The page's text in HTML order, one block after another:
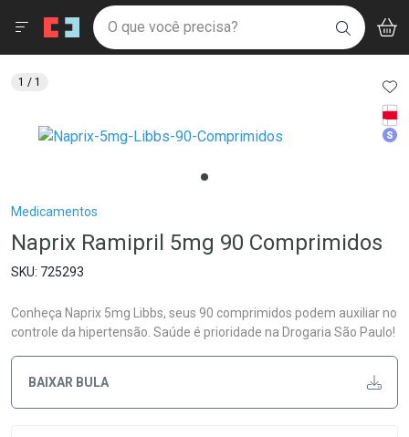
Drogaria São Paulo
Ir direto para a home
pela página
Ir direto para o conteúdo
Ir direto para a busca
Ir direto para a conta
Ir direto para a notificações
Ir direto para o carrinho
Faça a sua busca
O que você precisa? BUSCAR
Menu
Breadcrumb
Medicamentos
Naprix Ramipril 5mg 90 Comprimidos
725293
Conheça Naprix 5mg Libbs, seus 90 comprimidos podem auxiliar no
controle da hipertensão. Saúde é prioridade na Drogaria São Paulo!
BAIXAR BULA
1 / 1